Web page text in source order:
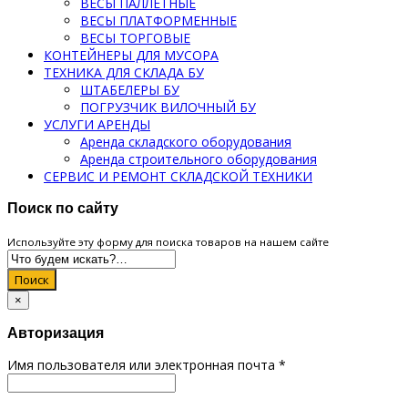
ВЕСЫ ПЛАТФОРМЕННЫЕ
ВЕСЫ ТОРГОВЫЕ
КОНТЕЙНЕРЫ ДЛЯ МУСОРА
ТЕХНИКА ДЛЯ СКЛАДА БУ
ШТАБЕЛЕРЫ БУ
ПОГРУЗЧИК ВИЛОЧНЫЙ БУ
УСЛУГИ АРЕНДЫ
Аренда складского оборудования
Аренда строительного оборудования
СЕРВИС И РЕМОНТ СКЛАДСКОЙ ТЕХНИКИ
Поиск по сайту
Используйте эту форму для поиска товаров на нашем сайте
Поиск
×
Авторизация
Имя пользователя или электронная почта *